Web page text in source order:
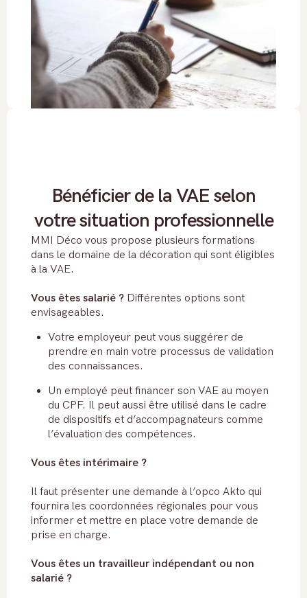
Bénéficier de la VAE selon
votre situation professionnelle
MMI Déco vous propose plusieurs formations
dans le domaine de la décoration qui sont éligibles
à la VAE.
Vous êtes salarié ? Différentes options sont
envisageables.
Votre employeur peut vous suggérer de
prendre en main votre processus de validation
des connaissances.
Un employé peut financer son VAE au moyen
du CPF. Il peut aussi être utilisé dans le cadre
de dispositifs et d’accompagnateurs comme
l’évaluation des compétences.
Vous êtes intérimaire ?
Il faut présenter une demande à l’opco Akto qui
fournira les coordonnées régionales pour vous
informer et mettre en place votre demande de
prise en charge.
Vous êtes un travailleur indépendant ou non
salarié ?